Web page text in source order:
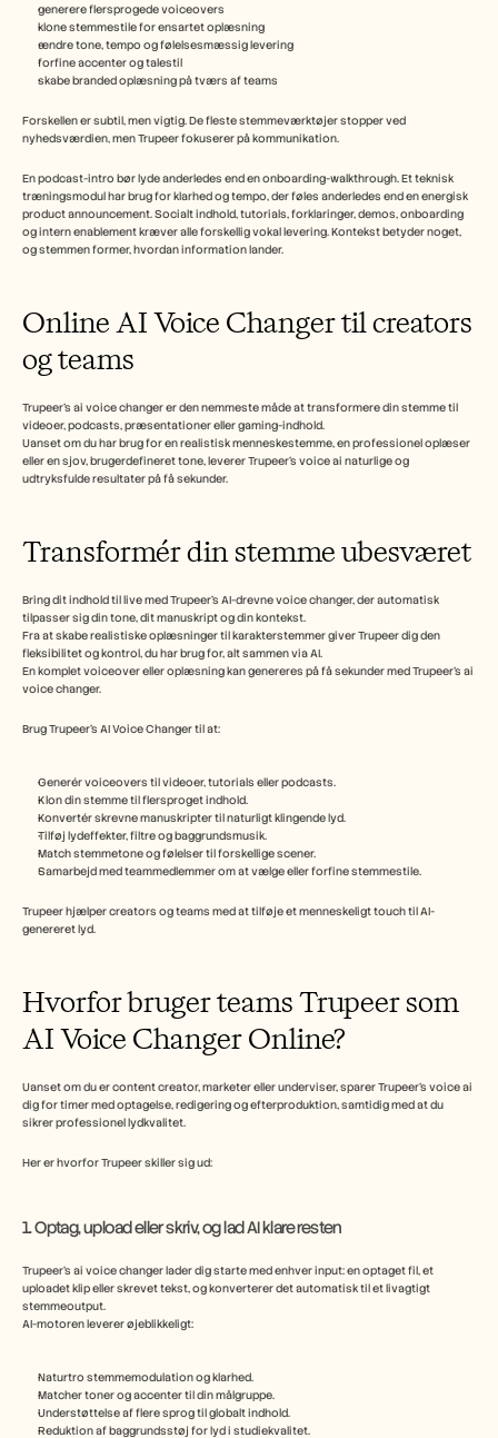
generere flersprogede voiceovers
klone stemmestile for ensartet oplæsning
ændre tone, tempo og følelsesmæssig levering
forfine accenter og talestil
skabe branded oplæsning på tværs af teams
Forskellen er subtil, men vigtig. De fleste stemmeværktøjer stopper ved
nyhedsværdien, men Trupeer fokuserer på kommunikation.
En podcast-intro bør lyde anderledes end en onboarding-walkthrough. Et teknisk
træningsmodul har brug for klarhed og tempo, der føles anderledes end en energisk
product announcement. Socialt indhold, tutorials, forklaringer, demos, onboarding
og intern enablement kræver alle forskellig vokal levering. Kontekst betyder noget,
og stemmen former, hvordan information lander.
Online AI Voice Changer til creators
og teams
Trupeer’s ai voice changer er den nemmeste måde at transformere din stemme til
videoer, podcasts, præsentationer eller gaming-indhold.
Uanset om du har brug for en realistisk menneskestemme, en professionel oplæser
eller en sjov, brugerdefineret tone, leverer Trupeer’s voice ai naturlige og
udtryksfulde resultater på få sekunder.
Transformér din stemme ubesværet
Bring dit indhold til live med Trupeer’s AI-drevne voice changer, der automatisk
tilpasser sig din tone, dit manuskript og din kontekst.
Fra at skabe realistiske oplæsninger til karakterstemmer giver Trupeer dig den
fleksibilitet og kontrol, du har brug for, alt sammen via AI.
En komplet voiceover eller oplæsning kan genereres på få sekunder med Trupeer’s ai
voice changer.
Brug Trupeer’s AI Voice Changer til at:
Generér voiceovers til videoer, tutorials eller podcasts.
Klon din stemme til flersproget indhold.
Konvertér skrevne manuskripter til naturligt klingende lyd.
Tilføj lydeffekter, filtre og baggrundsmusik.
Match stemmetone og følelser til forskellige scener.
Samarbejd med teammedlemmer om at vælge eller forfine stemmestile.
Trupeer hjælper creators og teams med at tilføje et menneskeligt touch til AI-
genereret lyd.
Hvorfor bruger teams Trupeer som
AI Voice Changer Online?
Uanset om du er content creator, marketer eller underviser, sparer Trupeer’s voice ai
dig for timer med optagelse, redigering og efterproduktion, samtidig med at du
sikrer professionel lydkvalitet.
Her er hvorfor Trupeer skiller sig ud:
1. Optag, upload eller skriv, og lad AI klare resten
Trupeer’s ai voice changer lader dig starte med enhver input: en optaget fil, et
uploadet klip eller skrevet tekst, og konverterer det automatisk til et livagtigt
stemmeoutput.
AI-motoren leverer øjeblikkeligt:
Naturtro stemmemodulation og klarhed.
Matcher toner og accenter til din målgruppe.
Understøttelse af flere sprog til globalt indhold.
Reduktion af baggrundsstøj for lyd i studiekvalitet.